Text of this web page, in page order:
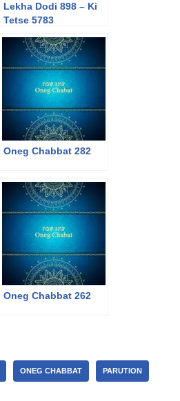
Lekha Dodi 898 – Ki
Tetse 5783
Oneg Chabbat 282
Oneg Chabbat 262
ONEG CHABBAT PARUTION